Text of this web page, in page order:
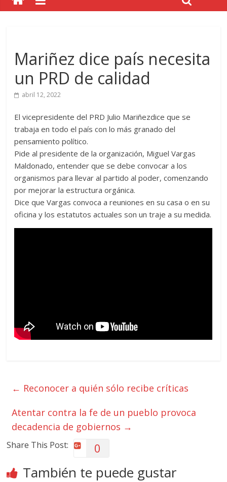
Mariñez dice país necesita
un PRD de calidad
abril 12, 2022
El vicepresidente del PRD Julio Mariñezdice que se
trabaja en todo el país con lo más granado del
pensamiento político.
Pide al presidente de la organización, Miguel Vargas
Maldonado, entender que se debe convocar a los
organismos para llevar al partido al poder, comenzando
por mejorar la estructura orgánica.
Dice que Vargas convoca a reuniones en su casa o en su
oficina y los estatutos actuales son un traje a su medida.
← Reconocer a quién sólo recibe críticas
Atentar contra la fe de un pueblo provoca
decadencia de gobiernos →
Share This Post: 0
También te puede gustar